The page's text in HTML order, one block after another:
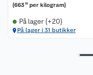
(66333 per kilogram)
På lager (+20)
På lager i 31 butikker